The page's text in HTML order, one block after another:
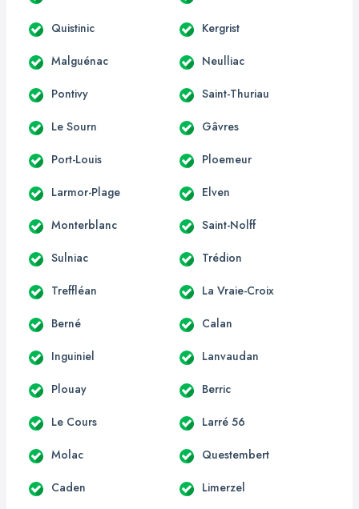
Quistinic Kergrist
Malguénac Neulliac
Pontivy Saint-Thuriau
Le Sourn Gâvres
Port-Louis Ploemeur
Larmor-Plage Elven
Monterblanc Saint-Nolff
Sulniac Trédion
Treffléan La Vraie-Croix
Berné Calan
Inguiniel Lanvaudan
Plouay Berric
Le Cours Larré 56
Molac Questembert
Caden Limerzel